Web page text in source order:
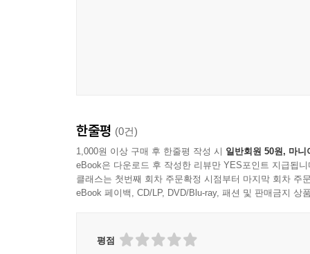
한줄평 (0건)
1,000원 이상 구매 후 한줄평 작성 시 일반회원 50원, 마니
eBook은 다운로드 후 작성한 리뷰만 YES포인트 지급됩니
클래스는 첫번째 회차 주문확정 시점부터 마지막 회차 주
eBook 페이백, CD/LP, DVD/Blu-ray, 패션 및 판매금지 상
평점